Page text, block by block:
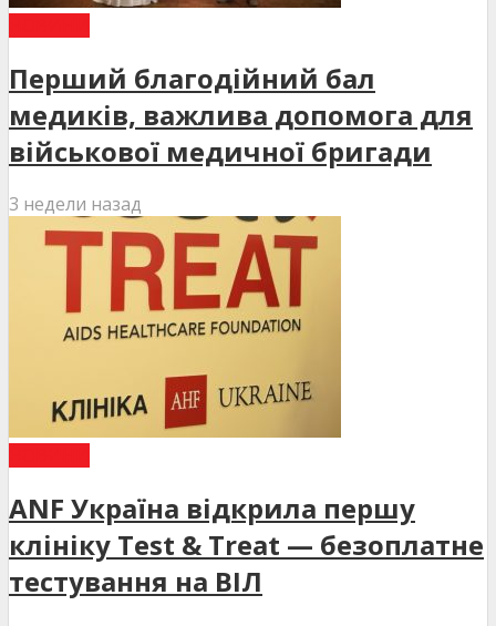
Перший благодійний бал
медиків, важлива допомога для
військової медичної бригади
3 недели назад
ANF Україна відкрила першу
клініку Test & Treat — безоплатне
тестування на ВІЛ